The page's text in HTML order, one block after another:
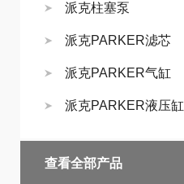
派克柱塞泵
派克PARKER滤芯
派克PARKER气缸
派克PARKER液压缸
查看全部产品